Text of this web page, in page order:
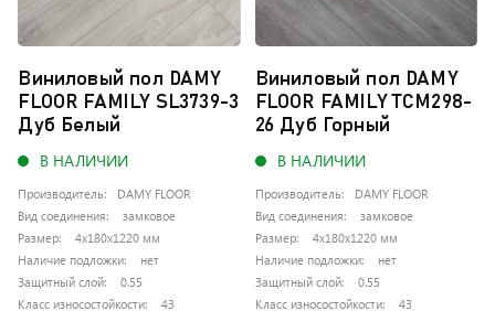
Виниловый пол DAMY
FLOOR FAMILY SL3739-3
Дуб Белый
В НАЛИЧИИ
Производитель:
DAMY FLOOR
Вид соединения:
замковое
Размер:
4x180x1220 мм
Наличие подложки:
нет
Защитный слой:
0.55
Класс износостойкости:
43
Виниловый пол DAMY
FLOOR FAMILY TCM298-
26 Дуб Горный
В НАЛИЧИИ
Производитель:
DAMY FLOOR
Вид соединения:
замковое
Размер:
4x180x1220 мм
Наличие подложки:
нет
Защитный слой:
0.55
Класс износостойкости:
43